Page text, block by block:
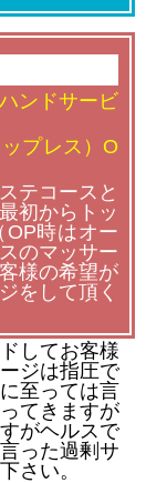
ンドサービ
プレス）O
テコースと
初からトッ
OP時はオー
のマッサー
様の希望が
をして頂く
してお客様
ジは指圧で
至っては言
てきますが
がヘルスで
った過剰サ
さい。